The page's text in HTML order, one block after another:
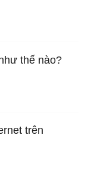
thế nào?
trên